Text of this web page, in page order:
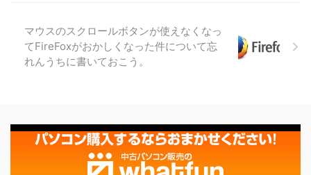
マウスのスクロールボタンが使えなくなっ
てFireFoxがおかしくなった件について忘
れんうちに書いておこう。